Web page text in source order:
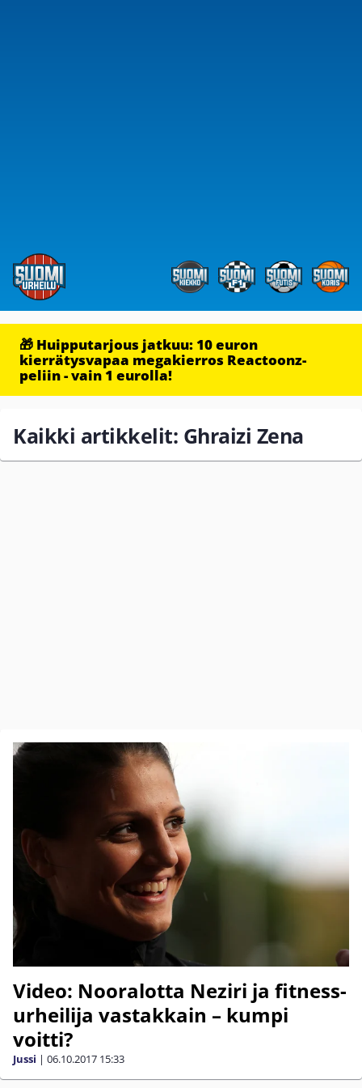
🎁 Huipputarjous jatkuu: 10 euron
kierrätysvapaa megakierros Reactoonz-
peliin - vain 1 eurolla!
Kaikki artikkelit: Ghraizi Zena
Video: Nooralotta Neziri ja fitness-
urheilija vastakkain – kumpi
voitti?
Jussi | 06.10.2017 15:33